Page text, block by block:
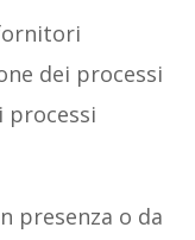
dei processi
processi
presenza o da